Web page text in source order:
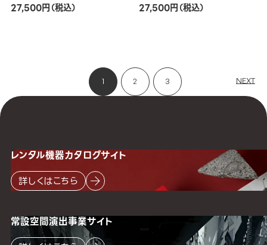
27,500円（税込） 27,500円（税込）
1 2 3 NEXT
レンタル機器カタログサイト
詳しくはこちら
常設空間演出事業サイト